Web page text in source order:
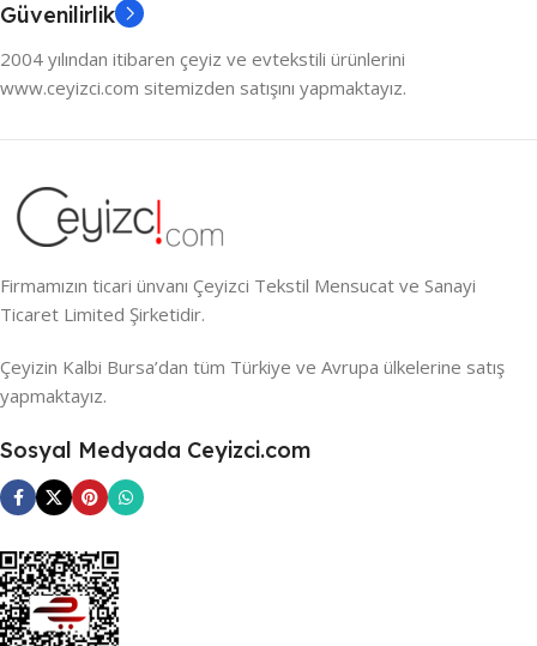
Güvenilirlik
2004 yılından itibaren çeyiz ve evtekstili ürünlerini
www.ceyizci.com sitemizden satışını yapmaktayız.
Firmamızın ticari ünvanı Çeyizci Tekstil Mensucat ve Sanayi
Ticaret Limited Şirketidir.
Çeyizin Kalbi Bursa’dan tüm Türkiye ve Avrupa ülkelerine satış
yapmaktayız.
Sosyal Medyada Ceyizci.com